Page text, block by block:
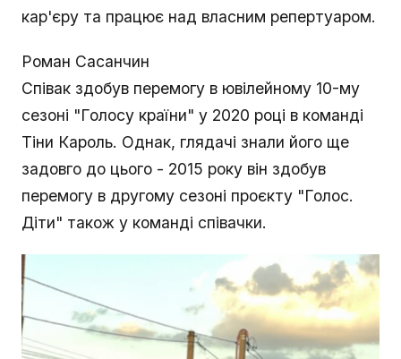
кар'єру та працює над власним репертуаром.
Роман Сасанчин
Співак здобув перемогу в ювілейному 10-му
сезоні "Голосу країни" у 2020 році в команді
Тіни Кароль. Однак, глядачі знали його ще
задовго до цього - 2015 року він здобув
перемогу в другому сезоні проєкту "Голос.
Діти" також у команді співачки.